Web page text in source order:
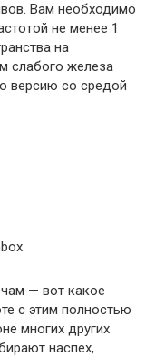
Вам необходимо
не менее 1
на
слабого железа
версию со средой
— вот какое
с этим полностью
многих других
наспех,